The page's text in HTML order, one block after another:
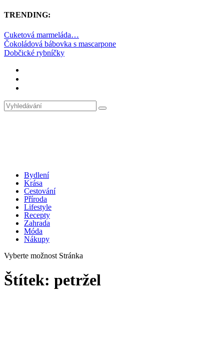
TRENDING:
Cuketová marmeláda…
Čokoládová bábovka s mascarpone
Dobčické rybníčky
Bydlení
Krása
Cestování
Příroda
Lifestyle
Recepty
Zahrada
Móda
Nákupy
Vyberte možnost Stránka
Štítek: petržel